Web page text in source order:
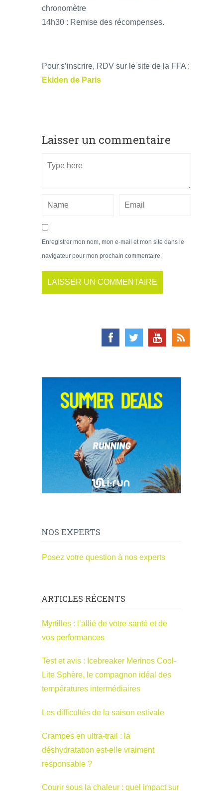
chronomètre
14h30 : Remise des récompenses.
Pour s’inscrire, RDV sur le site de la FFA :
Ekiden de Paris
Laisser un commentaire
Enregistrer mon nom, mon e-mail et mon site dans le
navigateur pour mon prochain commentaire.
NOS EXPERTS
Posez votre question à nos experts
ARTICLES RÉCENTS
Myrtilles : l’allié de votre santé et de
vos performances
Test et avis : Icebreaker Merinos Cool-
Lite Sphère, le compagnon idéal des
températures intermédiaires
Les difficultés de la saison estivale
Crampes en ultra-trail : la
déshydratation est-elle vraiment
responsable ?
Courir sous la chaleur : quel impact sur